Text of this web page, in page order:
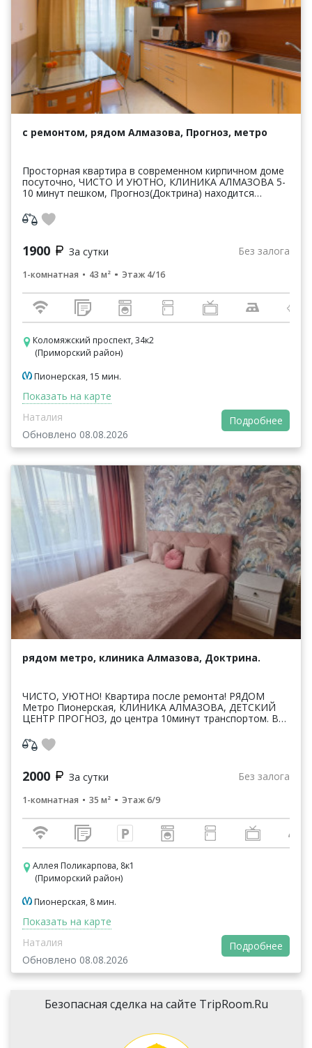
с ремонтом, рядом Алмазова, Прогноз, метро
Просторная квартира в современном кирпичном доме
посуточно, ЧИСТО И УЮТНО, КЛИНИКА АЛМАЗОВА 5-
10 минут пешком, Прогноз(Доктрина) находится
в пеш...
1900 За сутки Без залога
1-комнатная 43 м² Этаж 4/16
Коломяжский проспект, 34к2
(Приморский район)
Пионерская, 15 мин.
Показать на карте
Наталия
Обновлено 08.08.2026
Подробнее
рядом метро, клиника Алмазова, Доктрина.
ЧИСТО, УЮТНО! Квартира после ремонта! РЯДОМ
Метро Пионерская, КЛИНИКА АЛМАЗОВА, ДЕТСКИЙ
ЦЕНТР ПРОГНОЗ, до центра 10минут транспортом. Во
площадки. Очень...
2000 За сутки Без залога
1-комнатная 35 м² Этаж 6/9
Аллея Поликарпова, 8к1
(Приморский район)
Пионерская, 8 мин.
Показать на карте
Наталия
Обновлено 08.08.2026
Подробнее
Безопасная сделка на сайте TripRoom.Ru